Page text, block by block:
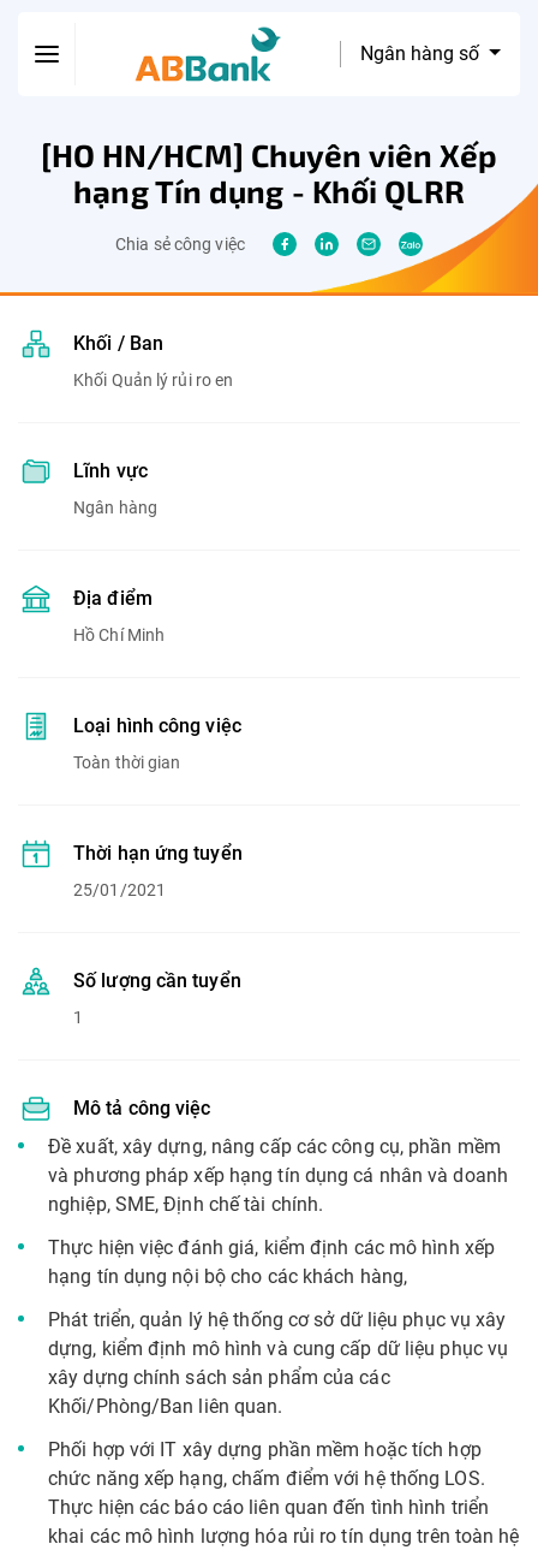
Ngân hàng số
[HO HN/HCM] Chuyên viên Xếp
hạng Tín dụng - Khối QLRR
Chia sẻ công việc
Khối / Ban
Khối Quản lý rủi ro en
Lĩnh vực
Ngân hàng
Địa điểm
Hồ Chí Minh
Loại hình công việc
Toàn thời gian
Thời hạn ứng tuyển
25/01/2021
Số lượng cần tuyển
1
Mô tả công việc
Đề xuất, xây dựng, nâng cấp các công cụ, phần mềm
và phương pháp xếp hạng tín dụng cá nhân và doanh
nghiệp, SME, Định chế tài chính.
Thực hiện việc đánh giá, kiểm định các mô hình xếp
hạng tín dụng nội bộ cho các khách hàng,
Phát triển, quản lý hệ thống cơ sở dữ liệu phục vụ xây
dựng, kiểm định mô hình và cung cấp dữ liệu phục vụ
xây dựng chính sách sản phẩm của các
Khối/Phòng/Ban liên quan.
Phối hợp với IT xây dựng phần mềm hoặc tích hợp
chức năng xếp hạng, chấm điểm với hệ thống LOS.
Thực hiện các báo cáo liên quan đến tình hình triển
khai các mô hình lượng hóa rủi ro tín dụng trên toàn hệ